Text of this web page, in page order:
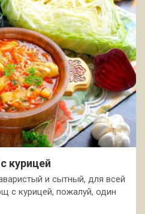
курицей
и сытный, для всей
с курицей, пожалуй, один